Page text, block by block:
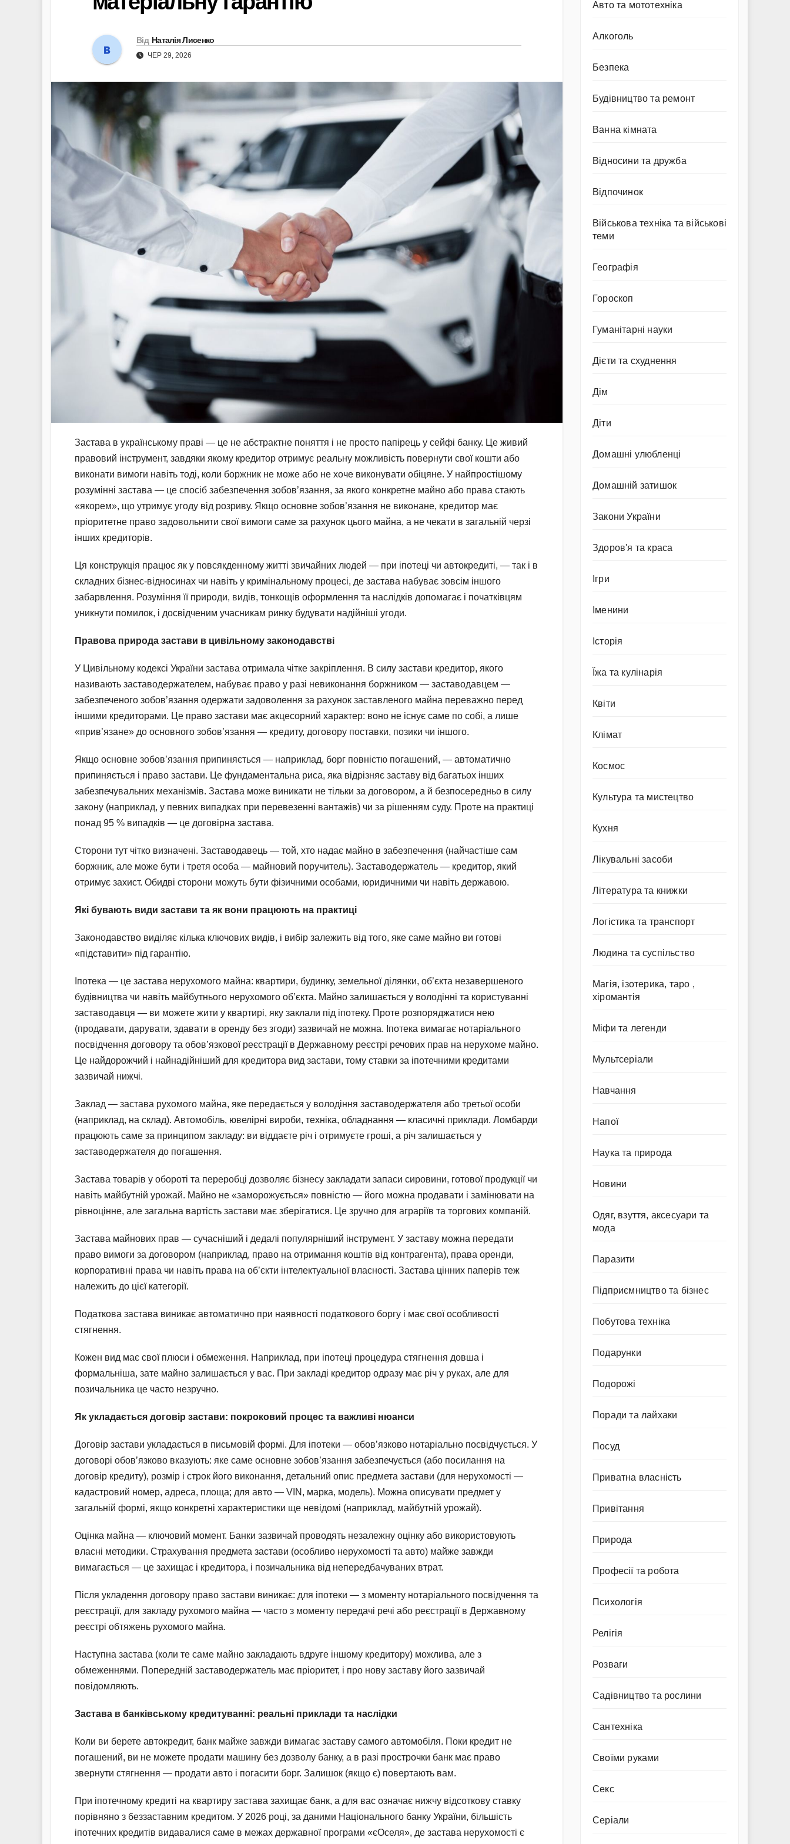
Від Наталія Лисенко
ЧЕР 29, 2026
Застава в українському праві — це не абстрактне поняття і не просто папірець у сейфі банку. Це живий
правовий інструмент, завдяки якому кредитор отримує реальну можливість повернути свої кошти або
виконати вимоги навіть тоді, коли боржник не може або не хоче виконувати обіцяне. У найпростішому
розумінні застава — це спосіб забезпечення зобов’язання, за якого конкретне майно або права стають
«якорем», що утримує угоду від розриву. Якщо основне зобов’язання не виконане, кредитор має
пріоритетне право задовольнити свої вимоги саме за рахунок цього майна, а не чекати в загальній черзі
інших кредиторів.
Ця конструкція працює як у повсякденному житті звичайних людей — при іпотеці чи автокредиті, — так і в
складних бізнес-відносинах чи навіть у кримінальному процесі, де застава набуває зовсім іншого
забарвлення. Розуміння її природи, видів, тонкощів оформлення та наслідків допомагає і початківцям
уникнути помилок, і досвідченим учасникам ринку будувати надійніші угоди.
Правова природа застави в цивільному законодавстві
У Цивільному кодексі України застава отримала чітке закріплення. В силу застави кредитор, якого
називають заставодержателем, набуває право у разі невиконання боржником — заставодавцем —
забезпеченого зобов’язання одержати задоволення за рахунок заставленого майна переважно перед
іншими кредиторами. Це право застави має акцесорний характер: воно не існує саме по собі, а лише
«прив’язане» до основного зобов’язання — кредиту, договору поставки, позики чи іншого.
Якщо основне зобов’язання припиняється — наприклад, борг повністю погашений, — автоматично
припиняється і право застави. Це фундаментальна риса, яка відрізняє заставу від багатьох інших
забезпечувальних механізмів. Застава може виникати не тільки за договором, а й безпосередньо в силу
закону (наприклад, у певних випадках при перевезенні вантажів) чи за рішенням суду. Проте на практиці
понад 95 % випадків — це договірна застава.
Сторони тут чітко визначені. Заставодавець — той, хто надає майно в забезпечення (найчастіше сам
боржник, але може бути і третя особа — майновий поручитель). Заставодержатель — кредитор, який
отримує захист. Обидві сторони можуть бути фізичними особами, юридичними чи навіть державою.
Які бувають види застави та як вони працюють на практиці
Законодавство виділяє кілька ключових видів, і вибір залежить від того, яке саме майно ви готові
«підставити» під гарантію.
Іпотека — це застава нерухомого майна: квартири, будинку, земельної ділянки, об’єкта незавершеного
будівництва чи навіть майбутнього нерухомого об’єкта. Майно залишається у володінні та користуванні
заставодавця — ви можете жити у квартирі, яку заклали під іпотеку. Проте розпоряджатися нею
(продавати, дарувати, здавати в оренду без згоди) зазвичай не можна. Іпотека вимагає нотаріального
посвідчення договору та обов’язкової реєстрації в Державному реєстрі речових прав на нерухоме майно.
Це найдорожчий і найнадійніший для кредитора вид застави, тому ставки за іпотечними кредитами
зазвичай нижчі.
Заклад — застава рухомого майна, яке передається у володіння заставодержателя або третьої особи
(наприклад, на склад). Автомобіль, ювелірні вироби, техніка, обладнання — класичні приклади. Ломбарди
працюють саме за принципом закладу: ви віддаєте річ і отримуєте гроші, а річ залишається у
заставодержателя до погашення.
Застава товарів у обороті та переробці дозволяє бізнесу закладати запаси сировини, готової продукції чи
навіть майбутній урожай. Майно не «заморожується» повністю — його можна продавати і замінювати на
рівноцінне, але загальна вартість застави має зберігатися. Це зручно для аграріїв та торгових компаній.
Застава майнових прав — сучасніший і дедалі популярніший інструмент. У заставу можна передати
право вимоги за договором (наприклад, право на отримання коштів від контрагента), права оренди,
корпоративні права чи навіть права на об’єкти інтелектуальної власності. Застава цінних паперів теж
належить до цієї категорії.
Податкова застава виникає автоматично при наявності податкового боргу і має свої особливості
стягнення.
Кожен вид має свої плюси і обмеження. Наприклад, при іпотеці процедура стягнення довша і
формальніша, зате майно залишається у вас. При закладі кредитор одразу має річ у руках, але для
позичальника це часто незручно.
Як укладається договір застави: покроковий процес та важливі нюанси
Договір застави укладається в письмовій формі. Для іпотеки — обов’язково нотаріально посвідчується. У
договорі обов’язково вказують: яке саме основне зобов’язання забезпечується (або посилання на
договір кредиту), розмір і строк його виконання, детальний опис предмета застави (для нерухомості —
кадастровий номер, адреса, площа; для авто — VIN, марка, модель). Можна описувати предмет у
загальній формі, якщо конкретні характеристики ще невідомі (наприклад, майбутній урожай).
Оцінка майна — ключовий момент. Банки зазвичай проводять незалежну оцінку або використовують
власні методики. Страхування предмета застави (особливо нерухомості та авто) майже завжди
вимагається — це захищає і кредитора, і позичальника від непередбачуваних втрат.
Після укладення договору право застави виникає: для іпотеки — з моменту нотаріального посвідчення та
реєстрації, для закладу рухомого майна — часто з моменту передачі речі або реєстрації в Державному
реєстрі обтяжень рухомого майна.
Наступна застава (коли те саме майно закладають вдруге іншому кредитору) можлива, але з
обмеженнями. Попередній заставодержатель має пріоритет, і про нову заставу його зазвичай
повідомляють.
Застава в банківському кредитуванні: реальні приклади та наслідки
Коли ви берете автокредит, банк майже завжди вимагає заставу самого автомобіля. Поки кредит не
погашений, ви не можете продати машину без дозволу банку, а в разі прострочки банк має право
звернути стягнення — продати авто і погасити борг. Залишок (якщо є) повертають вам.
При іпотечному кредиті на квартиру застава захищає банк, а для вас означає нижчу відсоткову ставку
порівняно з беззаставним кредитом. У 2026 році, за даними Національного банку України, більшість
іпотечних кредитів видавалися саме в межах державної програми «єОселя», де застава нерухомості є
Авто та мототехніка
Алкоголь
Безпека
Будівництво та ремонт
Ванна кімната
Відносини та дружба
Відпочинок
Військова техніка та військові
теми
Географія
Гороскоп
Гуманітарні науки
Дієти та схуднення
Дім
Діти
Домашні улюбленці
Домашній затишок
Закони України
Здоров'я та краса
Ігри
Іменини
Історія
Їжа та кулінарія
Квіти
Клімат
Космос
Культура та мистецтво
Кухня
Лікувальні засоби
Література та книжки
Логістика та транспорт
Людина та суспільство
Магія, ізотерика, таро ,
хіромантія
Міфи та легенди
Мультсеріали
Навчання
Напої
Наука та природа
Новини
Одяг, взуття, аксесуари та
мода
Паразити
Підприємництво та бізнес
Побутова техніка
Подарунки
Подорожі
Поради та лайхаки
Посуд
Приватна власність
Привітання
Природа
Професії та робота
Психологія
Релігія
Розваги
Садівництво та рослини
Сантехніка
Своїми руками
Секс
Серіали